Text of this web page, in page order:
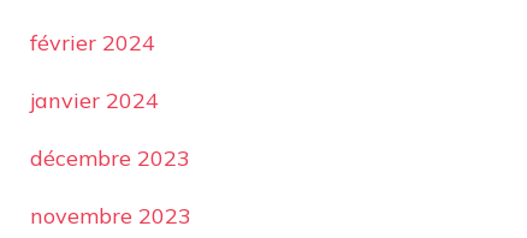
février 2024
janvier 2024
décembre 2023
novembre 2023